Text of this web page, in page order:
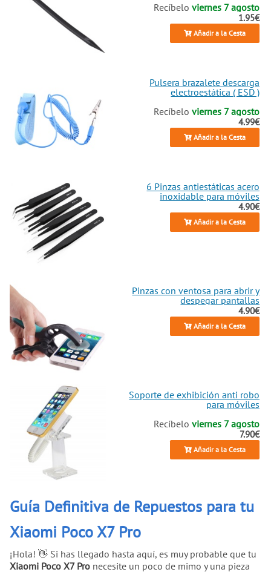
Recíbeloviernes 7 agosto
1.95€
Añadir a la Cesta
Pulsera brazalete descarga
electroestática ( ESD )
Recíbeloviernes 7 agosto
4.99€
Añadir a la Cesta
6 Pinzas antiestáticas acero
inoxidable para móviles
4.90€
Añadir a la Cesta
Pinzas con ventosa para abrir y
despegar pantallas
4.90€
Añadir a la Cesta
Soporte de exhibición anti robo
para móviles
Recíbeloviernes 7 agosto
7.90€
Añadir a la Cesta
Guía Definitiva de Repuestos para tu
Xiaomi Poco X7 Pro
¡Hola! 👋 Si has llegado hasta aquí, es muy probable que tu
Xiaomi Poco X7 Pro necesite un poco de mimo y una pieza